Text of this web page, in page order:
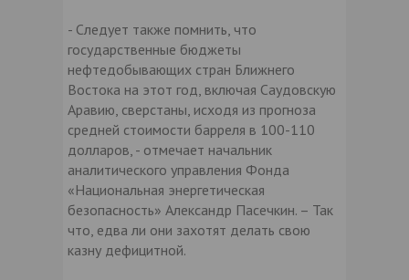
- Следует также помнить, что
государственные бюджеты
нефтедобывающих стран Ближнего
Востока на этот год, включая Саудовскую
Аравию, сверстаны, исходя из прогноза
средней стоимости барреля в 100-110
долларов, - отмечает начальник
аналитического управления Фонда
«Национальная энергетическая
безопасность» Александр Пасечкин. – Так
что, едва ли они захотят делать свою
казну дефицитной.